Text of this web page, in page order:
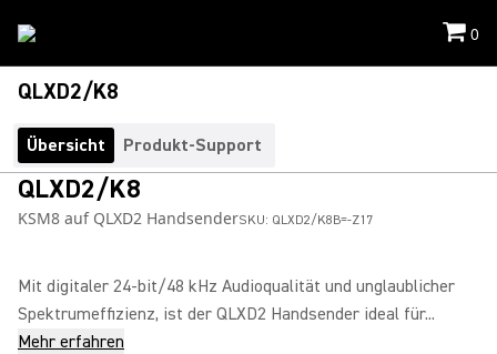
0
QLXD2/K8
Übersicht Produkt-Support
QLXD2/K8
KSM8 auf QLXD2 HandsenderSKU: QLXD2/K8B=-Z17
Mit digitaler 24-bit/48 kHz Audioqualität und unglaublicher
Spektrumeffizienz, ist der QLXD2 Handsender ideal für...
Mehr erfahren